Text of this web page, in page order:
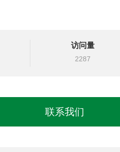
访问量
2287
联系我们